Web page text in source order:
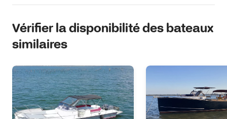
Vérifier la disponibilité des bateaux
similaires